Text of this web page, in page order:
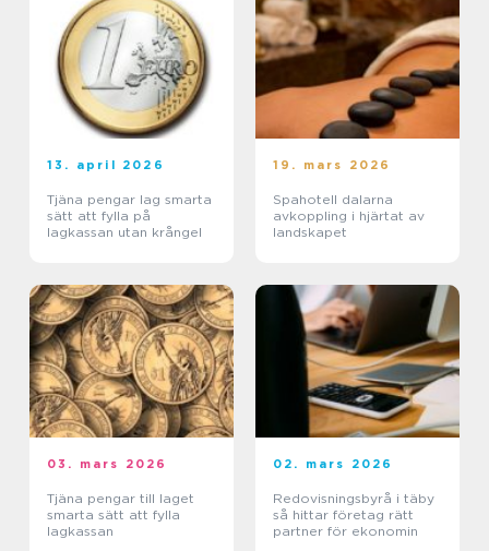
13. april 2026
Tjäna pengar lag smarta
sätt att fylla på
lagkassan utan krångel
19. mars 2026
Spahotell dalarna
avkoppling i hjärtat av
landskapet
03. mars 2026
Tjäna pengar till laget
smarta sätt att fylla
lagkassan
02. mars 2026
Redovisningsbyrå i täby
så hittar företag rätt
partner för ekonomin